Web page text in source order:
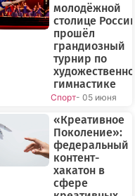
молодёжной
столице
прошёл
грандиозный
турнир по
гимнастике
Спорт- 05 июня
«Креативное
Поколение»:
федеральный
контент-
хакатон в
сфере